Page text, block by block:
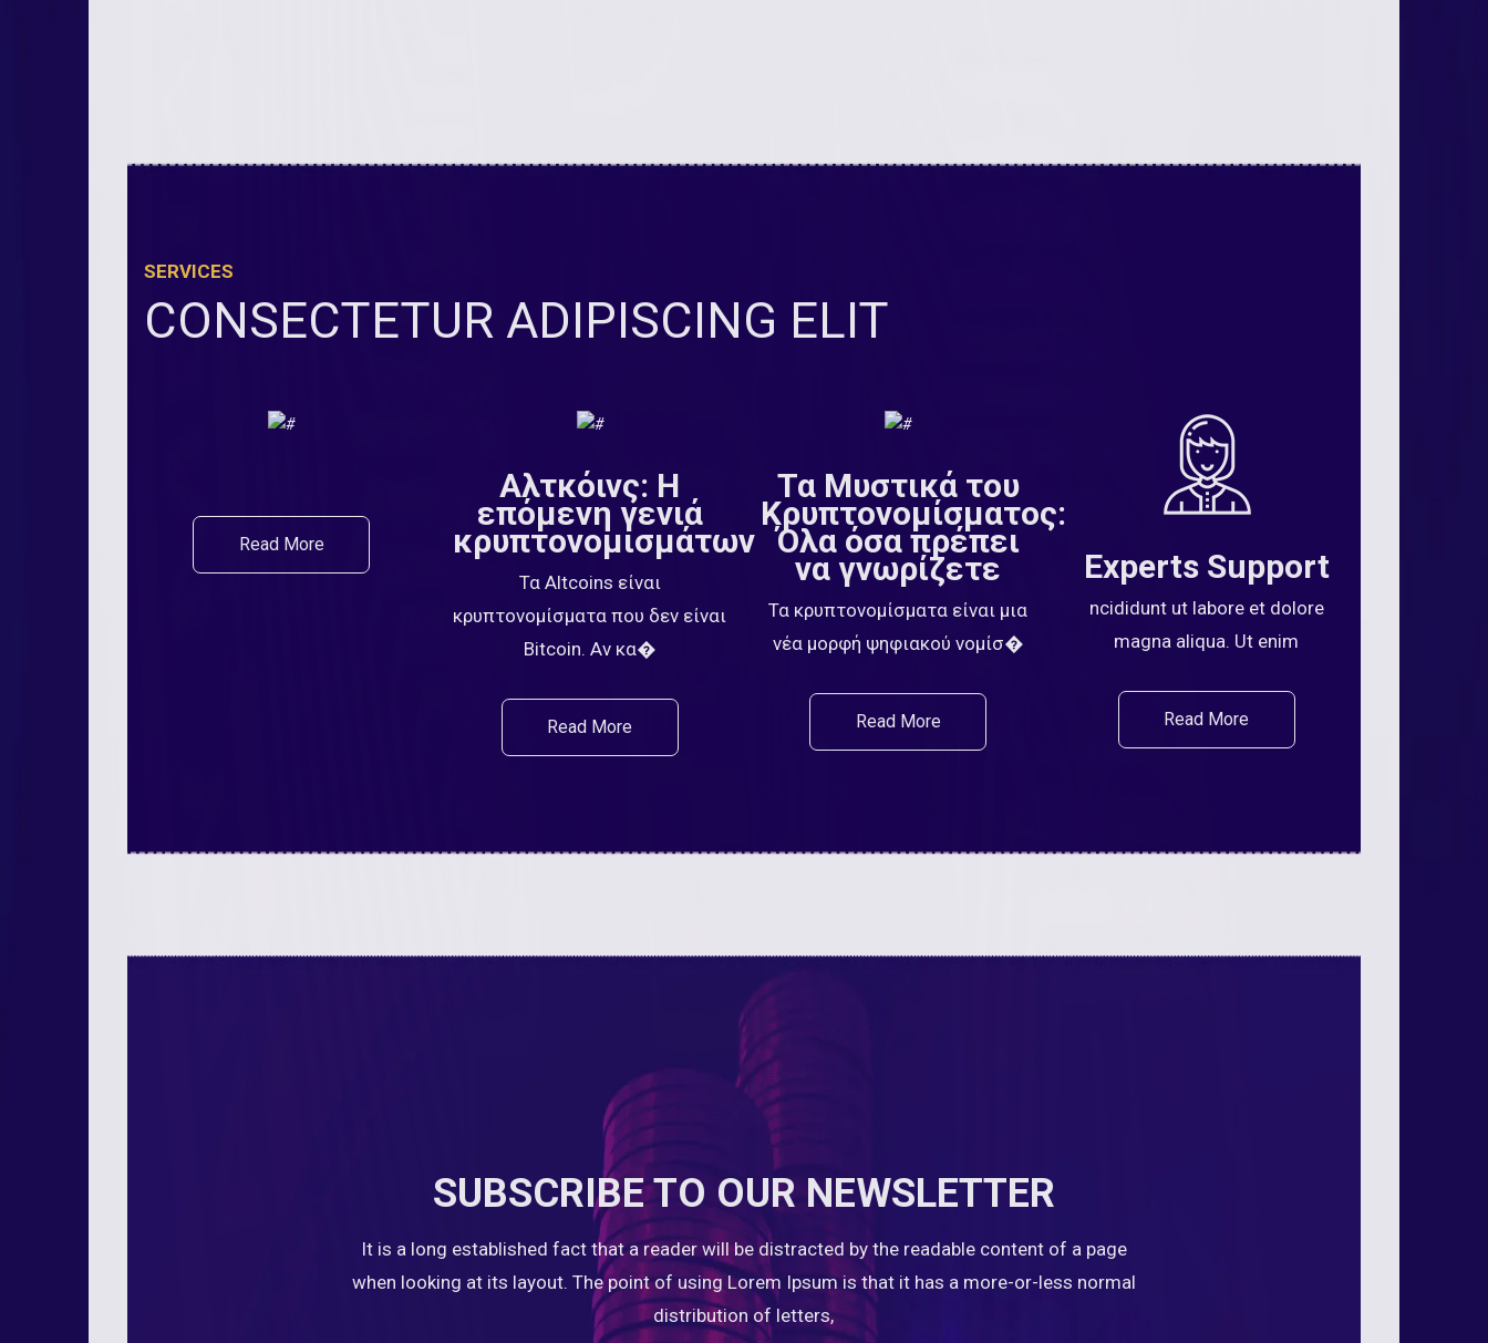
SERVICES
CONSECTETUR ADIPISCING ELIT
Read More
Αλτκόινς: Η
επόμενη γενιά
κρυπτονομισμάτων
Τα Altcoins είναι
κρυπτονομίσματα που δεν είναι
Bitcoin. Αν κα�
Read More
Τα Μυστικά του
Κρυπτονομίσματος:
Όλα όσα πρέπει
να γνωρίζετε
Τα κρυπτονομίσματα είναι μια
νέα μορφή ψηφιακού νομίσ�
Read More
Experts Support
ncididunt ut labore et dolore
magna aliqua. Ut enim
Read More
SUBSCRIBE TO OUR NEWSLETTER
It is a long established fact that a reader will be distracted by the readable content of a page
when looking at its layout. The point of using Lorem Ipsum is that it has a more-or-less normal
distribution of letters,